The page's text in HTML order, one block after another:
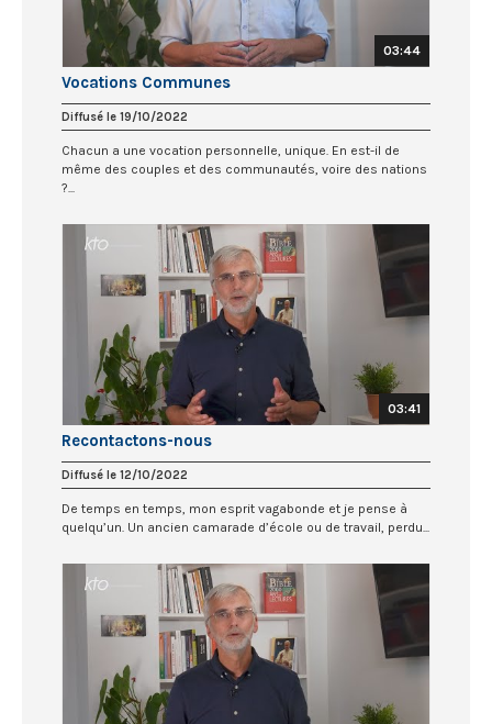
03:44
Vocations Communes
Diffusé le 19/10/2022
Chacun a une vocation personnelle, unique. En est-il de
même des couples et des communautés, voire des nations
?...
03:41
Recontactons-nous
Diffusé le 12/10/2022
De temps en temps, mon esprit vagabonde et je pense à
quelqu’un. Un ancien camarade d’école ou de travail, perdu...